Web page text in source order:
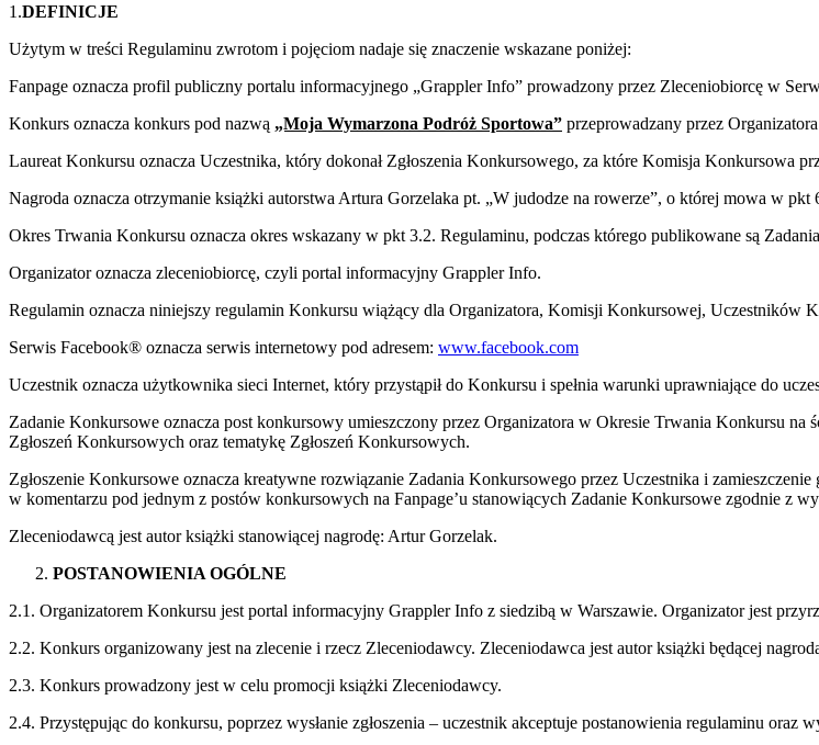
1.DEFINICJE
Użytym w treści Regulaminu zwrotom i pojęciom nadaje się znaczenie wskazane poniżej:
Fanpage oznacza profil publiczny portalu informacyjnego „Grappler Info” prowadzony przez Zleceniobiorcę w
Konkurs oznacza konkurs pod nazwą „Moja Wymarzona Podróż Sportowa” przeprowadzany przez
Laureat Konkursu oznacza Uczestnika, który dokonał Zgłoszenia Konkursowego, za które Komisja Konkursowa
Nagroda oznacza otrzymanie książki autorstwa Artura Gorzelaka pt. „W judodze na rowerze”, o której mowa w pkt
Okres Trwania Konkursu oznacza okres wskazany w pkt 3.2. Regulaminu, podczas którego publikowane są
Organizator oznacza zleceniobiorcę, czyli portal informacyjny Grappler Info.
Regulamin oznacza niniejszy regulamin Konkursu wiążący dla Organizatora, Komisji Konkursowej, Uczestników
Serwis Facebook® oznacza serwis internetowy pod adresem: www.facebook.com
Uczestnik oznacza użytkownika sieci Internet, który przystąpił do Konkursu i spełnia warunki uprawniające do
Zadanie Konkursowe oznacza post konkursowy umieszczony przez Organizatora w Okresie Trwania Konkursu
Zgłoszeń Konkursowych oraz tematykę Zgłoszeń Konkursowych.
Zgłoszenie Konkursowe oznacza kreatywne rozwiązanie Zadania Konkursowego przez Uczestnika i
w komentarzu pod jednym z postów konkursowych na Fanpage’u stanowiących Zadanie Konkursowe zgodnie z
Zleceniodawcą jest autor książki stanowiącej nagrodę: Artur Gorzelak.
POSTANOWIENIA OGÓLNE
2.1. Organizatorem Konkursu jest portal informacyjny Grappler Info z siedzibą w Warszawie. Organizator jest
2.2. Konkurs organizowany jest na zlecenie i rzecz Zleceniodawcy. Zleceniodawca jest autor książki będącej
2.3. Konkurs prowadzony jest w celu promocji książki Zleceniodawcy.
2.4. Przystępując do konkursu, poprzez wysłanie zgłoszenia – uczestnik akceptuje postanowienia regulaminu